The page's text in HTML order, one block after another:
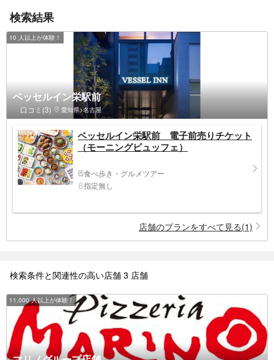
検索結果
10 人以上が体験！
ベッセルイン栄駅前
口コミ(3) 愛知県>名古屋
ベッセルイン栄駅前 電子前売りチケット
（モーニングビュッフェ）
食べ歩き・グルメツアー
指定無し
店舗のプランをすべて見る(1)
検索条件と関連性の高い店舗 3 店舗
11,000 人以上が体験！